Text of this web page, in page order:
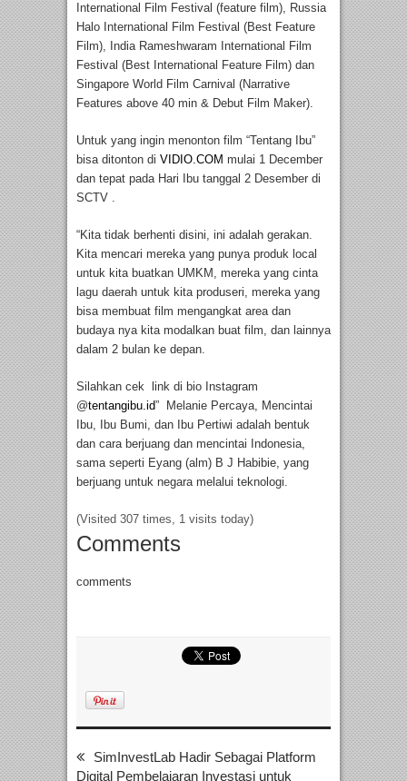
International Film Festival (feature film), Russia
Halo International Film Festival (Best Feature
Film), India Rameshwaram International Film
Festival (Best International Feature Film) dan
Singapore World Film Carnival (Narrative
Features above 40 min & Debut Film Maker).
Untuk yang ingin menonton film “Tentang Ibu”
bisa ditonton di VIDIO.COM mulai 1 December
dan tepat pada Hari Ibu tanggal 2 Desember di
SCTV .
“Kita tidak berhenti disini, ini adalah gerakan.
Kita mencari mereka yang punya produk local
untuk kita buatkan UMKM, mereka yang cinta
lagu daerah untuk kita produseri, mereka yang
bisa membuat film mengangkat area dan
budaya nya kita modalkan buat film, dan lainnya
dalam 2 bulan ke depan.
Silahkan cek link di bio Instagram
@tentangibu.id” Melanie Percaya, Mencintai
Ibu, Ibu Bumi, dan Ibu Pertiwi adalah bentuk
dan cara berjuang dan mencintai Indonesia,
sama seperti Eyang (alm) B J Habibie, yang
berjuang untuk negara melalui teknologi.
(Visited 307 times, 1 visits today)
Comments
comments
SimInvestLab Hadir Sebagai Platform
Digital Pembelajaran Investasi untuk